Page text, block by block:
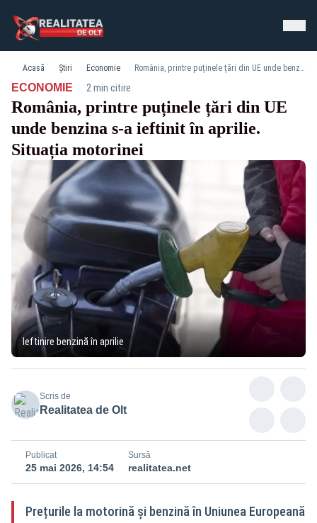
Acasă Știri Economie România, printre puținele țări din UE unde benzina s-a ieftinit în aprilie. Situația motorinei
ECONOMIE· 2 min citire
România, printre puținele țări din UE
unde benzina s-a ieftinit în aprilie.
Situația motorinei
Ieftinire benzină în aprilie
Scris de
Realitatea de Olt
Publicat
25 mai 2026, 14:54
Sursă
realitatea.net
Prețurile la motorină și benzină în Uniunea Europeană